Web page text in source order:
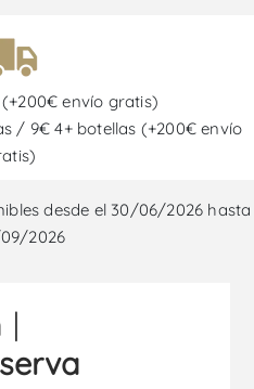
envío gratis)
/ 9€ 4+ botellas (+200€ envío
desde el 30/06/2026 hasta
2026
|